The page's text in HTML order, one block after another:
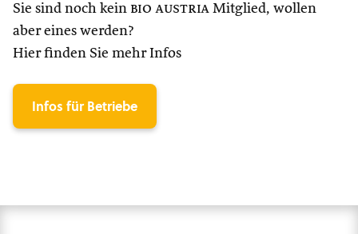
Sie sind noch kein bio austria Mitglied, wollen
aber eines werden?
Hier finden Sie mehr Infos
Infos für Betriebe